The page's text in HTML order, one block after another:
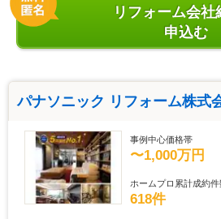
リフォーム会社
申込む
パナソニック リフォーム株式
事例中心価格帯
〜1,000万円
ホームプロ累計成約件
618件